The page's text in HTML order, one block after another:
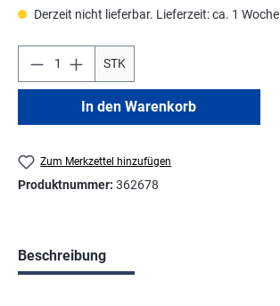
Derzeit nicht lieferbar. Lieferzeit: ca. 1 Woche
STK
In den Warenkorb
Zum Merkzettel hinzufügen
Produktnummer: 362678
Beschreibung